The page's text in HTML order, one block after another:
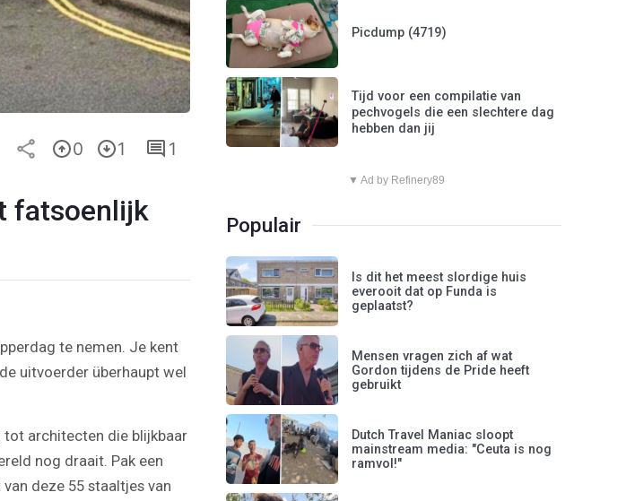
0 1 1
fatsoenlijk
te nemen. Je kent
uitvoerder überhaupt wel
tot architecten die blijkbaar
nog draait. Pak een
deze 55 staaltjes van
Picdump (4719)
Tijd voor een compilatie van
pechvogels die een slechtere dag
hebben dan jij
▼ Ad by Refinery89
Populair
Is dit het meest slordige huis
everooit dat op Funda is
geplaatst?
Mensen vragen zich af wat
Gordon tijdens de Pride heeft
gebruikt
Dutch Travel Maniac sloopt
mainstream media: "Ceuta is nog
ramvol!"